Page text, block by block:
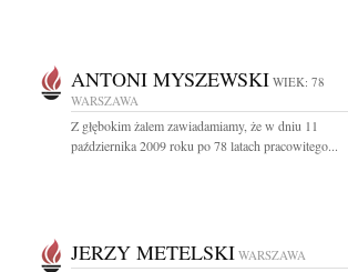
ANTONI MYSZEWSKI WIEK: 78
WARSZAWA
Z głębokim żalem zawiadamiamy, że w dniu 11
października 2009 roku po 78 latach pracowitego...
JERZY METELSKI WARSZAWA